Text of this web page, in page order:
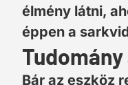
élmény látni,
éppen a
Bár az eszköz